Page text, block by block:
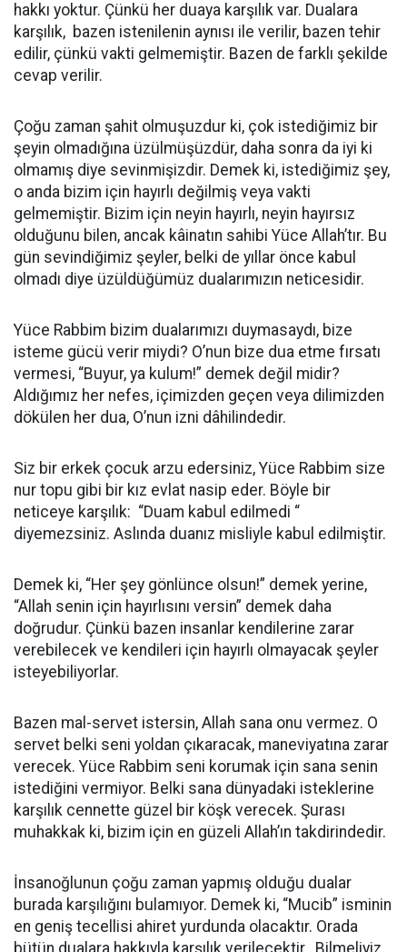
hakkı yoktur. Çünkü her duaya karşılık var. Dualara
karşılık, bazen istenilenin aynısı ile verilir, bazen tehir
edilir, çünkü vakti gelmemiştir. Bazen de farklı şekilde
cevap verilir.
Çoğu zaman şahit olmuşuzdur ki, çok istediğimiz bir
şeyin olmadığına üzülmüşüzdür, daha sonra da iyi ki
olmamış diye sevinmişizdir. Demek ki, istediğimiz şey,
o anda bizim için hayırlı değilmiş veya vakti
gelmemiştir. Bizim için neyin hayırlı, neyin hayırsız
olduğunu bilen, ancak kâinatın sahibi Yüce Allah’tır. Bu
gün sevindiğimiz şeyler, belki de yıllar önce kabul
olmadı diye üzüldüğümüz dualarımızın neticesidir.
Yüce Rabbim bizim dualarımızı duymasaydı, bize
isteme gücü verir miydi? O’nun bize dua etme fırsatı
vermesi, “Buyur, ya kulum!” demek değil midir?
Aldığımız her nefes, içimizden geçen veya dilimizden
dökülen her dua, O’nun izni dâhilindedir.
Siz bir erkek çocuk arzu edersiniz, Yüce Rabbim size
nur topu gibi bir kız evlat nasip eder. Böyle bir
neticeye karşılık: “Duam kabul edilmedi “
diyemezsiniz. Aslında duanız misliyle kabul edilmiştir.
Demek ki, “Her şey gönlünce olsun!” demek yerine,
“Allah senin için hayırlısını versin” demek daha
doğrudur. Çünkü bazen insanlar kendilerine zarar
verebilecek ve kendileri için hayırlı olmayacak şeyler
isteyebiliyorlar.
Bazen mal-servet istersin, Allah sana onu vermez. O
servet belki seni yoldan çıkaracak, maneviyatına zarar
verecek. Yüce Rabbim seni korumak için sana senin
istediğini vermiyor. Belki sana dünyadaki isteklerine
karşılık cennette güzel bir köşk verecek. Şurası
muhakkak ki, bizim için en güzeli Allah’ın takdirindedir.
İnsanoğlunun çoğu zaman yapmış olduğu dualar
burada karşılığını bulamıyor. Demek ki, “Mucib” isminin
en geniş tecellisi ahiret yurdunda olacaktır. Orada
bütün dualara hakkıyla karşılık verilecektir. Bilmeliyiz